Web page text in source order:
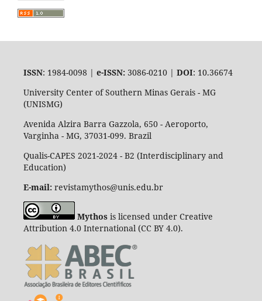
ISSN: 1984-0098 | e-ISSN:3086-0210 | DOI: 10.36674
University Center of Southern Minas Gerais - MG
(UNISMG)
Avenida Alzira Barra Gazzola, 650 - Aeroporto,
Varginha - MG, 37031-099. Brazil
Qualis-CAPES 2021-2024 - B2 (Interdisciplinary and
Education)
E-mail:revistamythos@unis.edu.br
Mythosis licensed under Creative
Attribution 4.0 International (CC BY 4.0).